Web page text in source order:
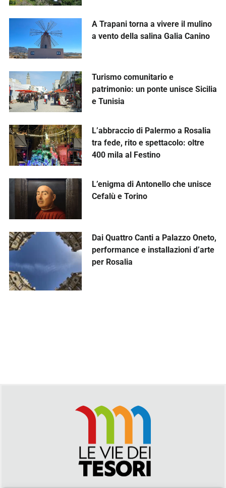
A Trapani torna a vivere il mulino
a vento della salina Galia Canino
Turismo comunitario e
patrimonio: un ponte unisce Sicilia
e Tunisia
L’abbraccio di Palermo a Rosalia
tra fede, rito e spettacolo: oltre
400 mila al Festino
L’enigma di Antonello che unisce
Cefalù e Torino
Dai Quattro Canti a Palazzo Oneto,
performance e installazioni d’arte
per Rosalia